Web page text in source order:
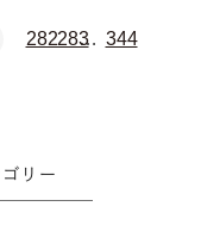
282283… 344